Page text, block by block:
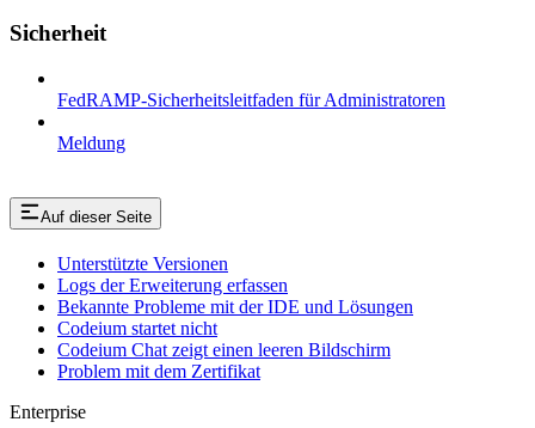
Sicherheit
FedRAMP-Sicherheitsleitfaden für Administratoren
Meldung
Auf dieser Seite
Unterstützte Versionen
Logs der Erweiterung erfassen
Bekannte Probleme mit der IDE und Lösungen
Codeium startet nicht
Codeium Chat zeigt einen leeren Bildschirm
Problem mit dem Zertifikat
Enterprise